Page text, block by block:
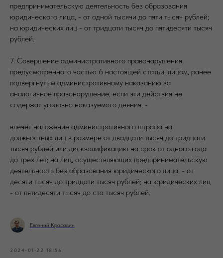
предпринимательскую деятельность без образования
юридического лица, - от одной тысячи до пяти тысяч рублей;
на юридических лиц - от тридцати тысяч до пятидесяти тысяч
рублей.
7. Совершение административного правонарушения,
предусмотренного частью 6 настоящей статьи, лицом, ранее
подвергнутым административному наказанию за
аналогичное правонарушение, если эти действия не
содержат уголовно наказуемого деяния, -
влечет наложение административного штрафа на
должностных лиц в размере от двадцати тысяч до тридцати
тысяч рублей или дисквалификацию на срок от одного года
до трех лет; на лиц, осуществляющих предпринимательскую
деятельность без образования юридического лица, - от
десяти тысяч до тридцати тысяч рублей; на юридических лиц
- от пятидесяти тысяч до ста тысяч рублей.
Евгений Красавин
2024-01-22 18:56